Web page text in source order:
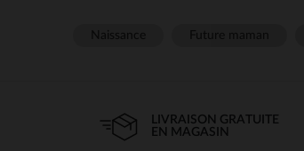
LIVRAISON GRATUITE
EN MAGASIN